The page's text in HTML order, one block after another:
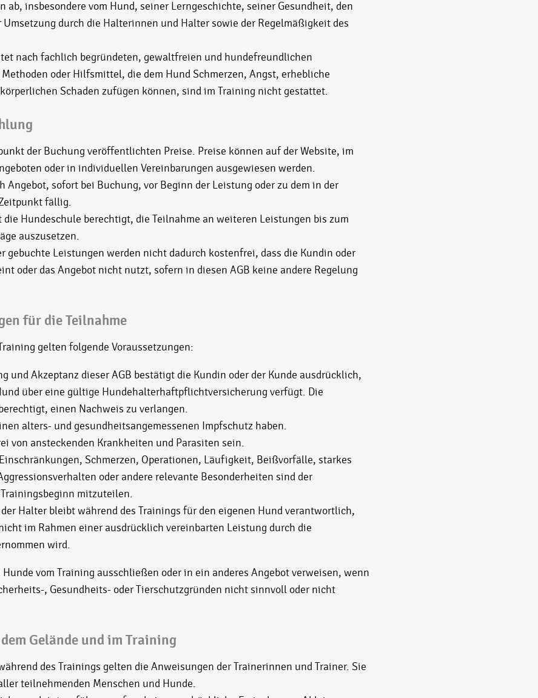
ab, insbesondere vom Hund, seiner Lerngeschichte, seiner Gesundheit, den
Umsetzung durch die Halterinnen und Halter sowie der Regelmäßigkeit des
nach fachlich begründeten, gewaltfreien und hundefreundlichen
oder Hilfsmittel, die dem Hund Schmerzen, Angst, erhebliche
Schaden zufügen können, sind im Training nicht gestattet.
der Buchung veröffentlichten Preise. Preise können auf der Website, im
oder in individuellen Vereinbarungen ausgewiesen werden.
Angebot, sofort bei Buchung, vor Beginn der Leistung oder zu dem in der
fällig.
die Hundeschule berechtigt, die Teilnahme an weiteren Leistungen bis zum
auszusetzen.
gebuchte Leistungen werden nicht dadurch kostenfrei, dass die Kundin oder
oder das Angebot nicht nutzt, sofern in diesen AGB keine andere Regelung
für die Teilnahme
gelten folgende Voraussetzungen:
und Akzeptanz dieser AGB bestätigt die Kundin oder der Kunde ausdrücklich,
über eine gültige Hundehalterhaftpflichtversicherung verfügt. Die
einen Nachweis zu verlangen.
alters- und gesundheitsangemessenen Impfschutz haben.
von ansteckenden Krankheiten und Parasiten sein.
Schmerzen, Operationen, Läufigkeit, Beißvorfälle, starkes
oder andere relevante Besonderheiten sind der
mitzuteilen.
Halter bleibt während des Trainings für den eigenen Hund verantwortlich,
im Rahmen einer ausdrücklich vereinbarten Leistung durch die
wird.
vom Training ausschließen oder in ein anderes Angebot verweisen, wenn
, Gesundheits- oder Tierschutzgründen nicht sinnvoll oder nicht
Gelände und im Training
des Trainings gelten die Anweisungen der Trainerinnen und Trainer. Sie
teilnehmenden Menschen und Hunde.